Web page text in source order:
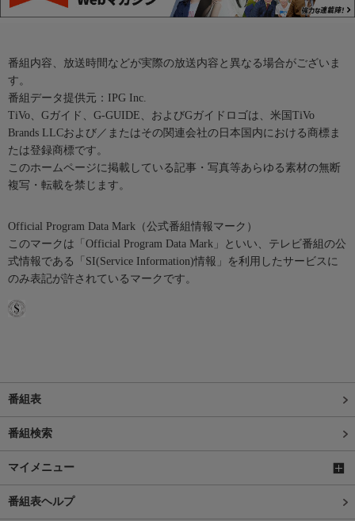
番組内容、放送時間などが実際の放送内容と異なる場合がございま
す。
番組データ提供元：IPG Inc.
TiVo、Gガイド、G-GUIDE、およびGガイドロゴは、米国TiVo
Brands LLCおよび／またはその関連会社の日本国内における商標ま
たは登録商標です。
このホームページに掲載している記事・写真等あらゆる素材の無断
複写・転載を禁じます。
Official Program Data Mark（公式番組情報マーク）
このマークは「Official Program Data Mark」といい、テレビ番組の公
式情報である「SI(Service Information)情報」を利用したサービスに
のみ表記が許されているマークです。
番組表
番組検索
マイメニュー
番組表ヘルプ